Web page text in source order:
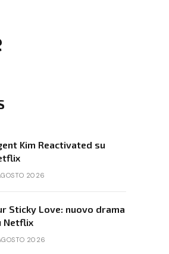
Kim Reactivated su
2026
Sticky Love: nuovo drama
Netflix
2026